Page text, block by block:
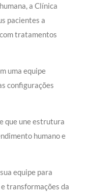
a Clínica
pacientes a
tratamentos
uma equipe
configurações
que une estrutura
humano e
equipe para
transformações da